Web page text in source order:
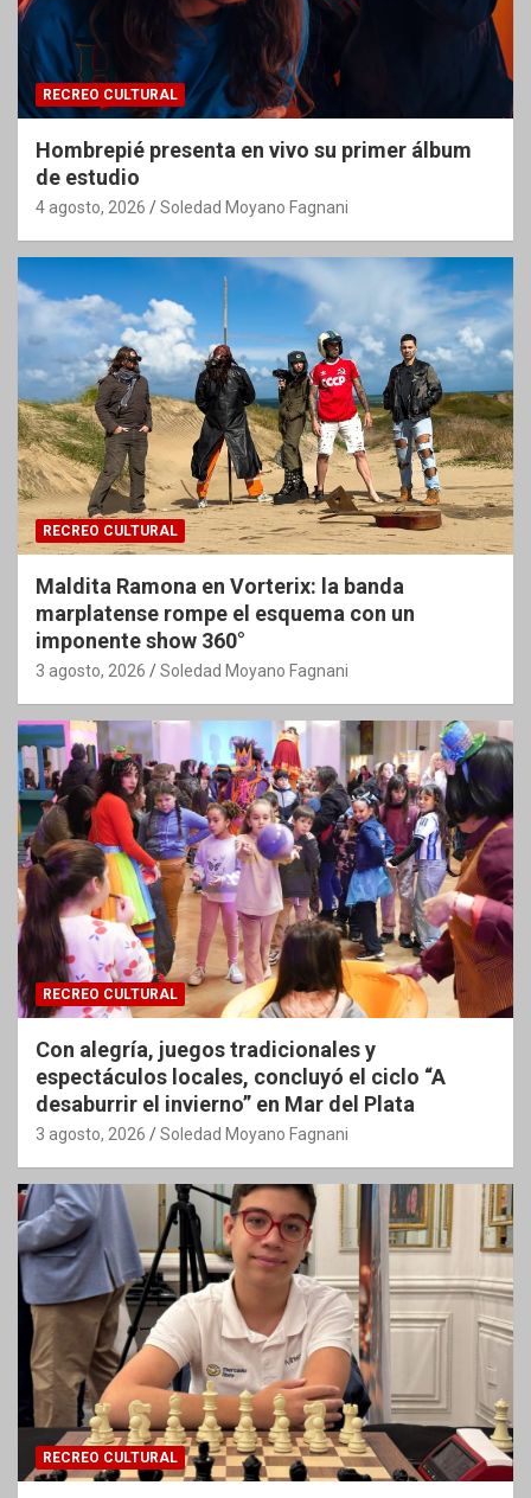
RECREO CULTURAL
Hombrepié presenta en vivo su primer álbum
de estudio
4 agosto, 2026 Soledad Moyano Fagnani
RECREO CULTURAL
Maldita Ramona en Vorterix: la banda
marplatense rompe el esquema con un
imponente show 360°
3 agosto, 2026 Soledad Moyano Fagnani
RECREO CULTURAL
Con alegría, juegos tradicionales y
espectáculos locales, concluyó el ciclo “A
desaburrir el invierno” en Mar del Plata
3 agosto, 2026 Soledad Moyano Fagnani
RECREO CULTURAL